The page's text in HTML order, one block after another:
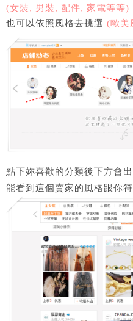
(女裝, 男裝, 配件, 家電等等)
也可以依照風格去挑選 (歐美
點下妳喜歡的分類後下方會
能看到這個賣家的風格跟你